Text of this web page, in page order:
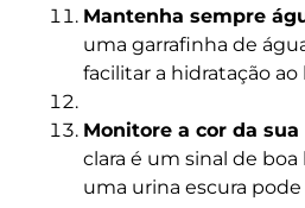
Mantenha sempre
uma garrafinha de
facilitar a hidratação ao
Monitore a cor da sua
clara é um sinal de
uma urina escura